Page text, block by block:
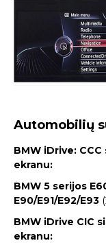
Automobilių
BMW iDrive:
ekranu:
BMW 5 serijos
E90/E91/E92/E93
BMW iDrive CIC
ekranu: